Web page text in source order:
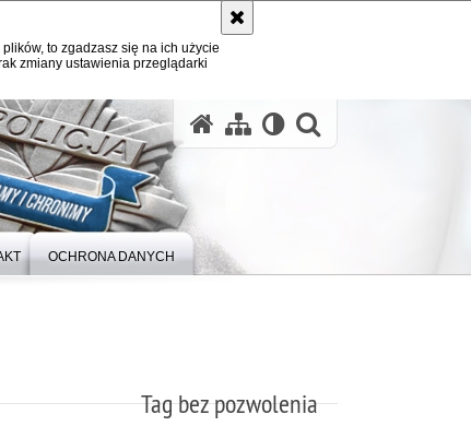
to zgadzasz się na ich użycie
zmiany ustawienia przeglądarki
OCHRONA DANYCH
Tag bez pozwolenia